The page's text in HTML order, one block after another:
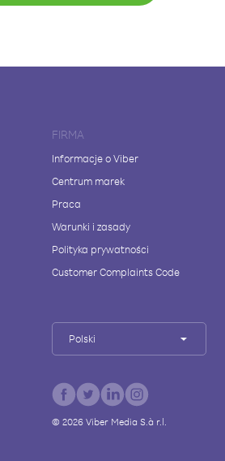
FIRMA
Informacje o Viber
Centrum marek
Praca
Warunki i zasady
Polityka prywatności
Customer Complaints Code
Polski
© 2026Viber Media S.à r.l.